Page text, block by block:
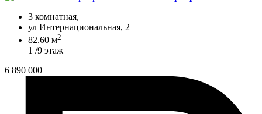
3 комнатная,
ул Интернациональная, 2
82.60 м2
1 /9 этаж
6 890 000